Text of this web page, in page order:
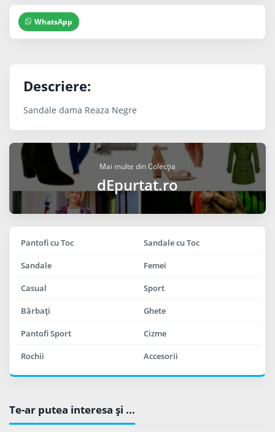
WhatsApp
Descriere:
Sandale dama Reaza Negre
Mai multe din Colecția
dEpurtat.ro
Pantofi cu Toc Sandale cu Toc
Sandale Femei
Casual Sport
Bărbaţi Ghete
Pantofi Sport Cizme
Rochii Accesorii
Te-ar putea interesa şi ...